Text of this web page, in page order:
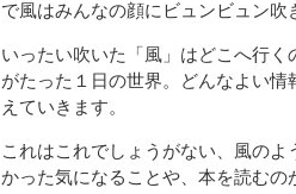
で風はみんなの顔にビュンビュン吹
いったい吹いた「風」はどこへ行
がたった１日の世界。どんなよい
えていきます。
これはこれでしょうがない、風の
かった気になることや、本を読むの